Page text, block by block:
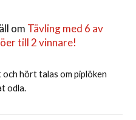
om Tävling med 6 av
till 2 vinnare!
och hört talas om piplöken
odla.